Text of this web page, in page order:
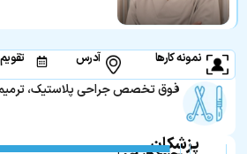
نمونه کارها آدرس
فوق تخصص جراحی پلاستیک،
پزشکان